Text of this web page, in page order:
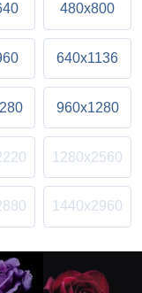
480x800
640x1136
960x1280
1280x2560
1440x2960